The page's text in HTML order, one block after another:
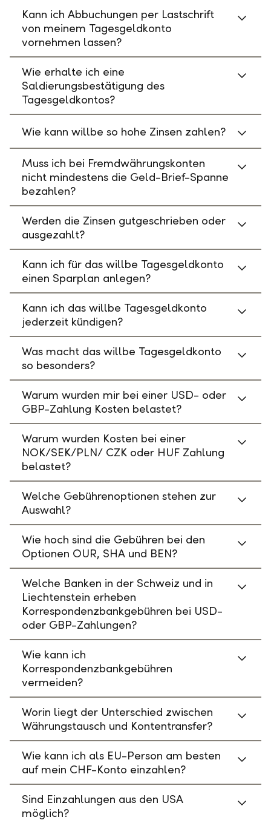
Kann ich Abbuchungen per Lastschrift
von meinem Tagesgeldkonto
vornehmen lassen?
Wie erhalte ich eine
Saldierungsbestätigung des
Tagesgeldkontos?
Wie kann willbe so hohe Zinsen zahlen?
Muss ich bei Fremdwährungskonten
nicht mindestens die Geld-Brief-Spanne
bezahlen?
Werden die Zinsen gutgeschrieben oder
ausgezahlt?
Kann ich für das willbe Tagesgeldkonto
einen Sparplan anlegen?
Kann ich das willbe Tagesgeldkonto
jederzeit kündigen?
Was macht das willbe Tagesgeldkonto
so besonders?
Warum wurden mir bei einer USD- oder
GBP-Zahlung Kosten belastet?
Warum wurden Kosten bei einer
NOK/SEK/PLN/ CZK oder HUF Zahlung
belastet?
Welche Gebührenoptionen stehen zur
Auswahl?
Wie hoch sind die Gebühren bei den
Optionen OUR, SHA und BEN?
Welche Banken in der Schweiz und in
Liechtenstein erheben
Korrespondenzbankgebühren bei USD-
oder GBP-Zahlungen?
Wie kann ich
Korrespondenzbankgebühren
vermeiden?
Worin liegt der Unterschied zwischen
Währungstausch und Kontentransfer?
Wie kann ich als EU-Person am besten
auf mein CHF-Konto einzahlen?
Sind Einzahlungen aus den USA
möglich?